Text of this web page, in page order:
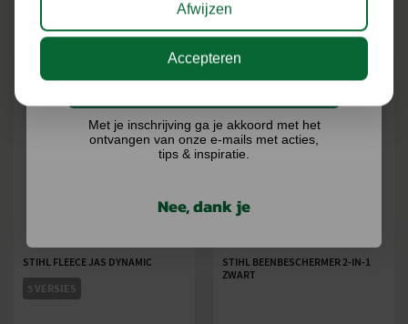
BEKIJKEN
€
STIHL FLEECE JAS DYNAMIC
5 VERSIES
STIHL BEENBESCHERMER 2-IN-1
ZWART
Afwijzen
Accepteren
Ik doe graag mee!
Met je inschrijving ga je akkoord met het
ontvangen van onze e-mails met acties,
tips & inspiratie.
Nee, dank je